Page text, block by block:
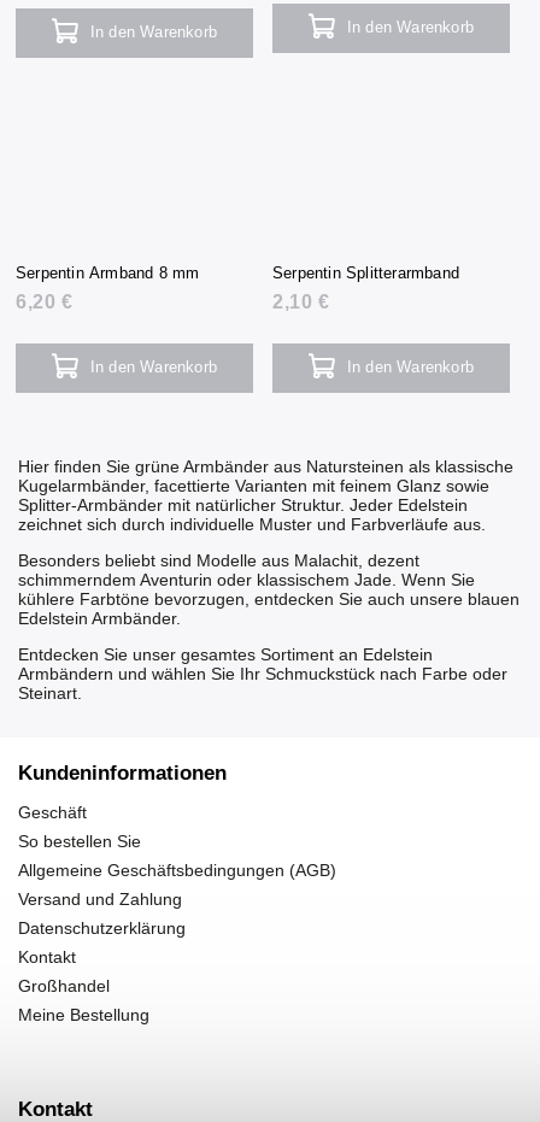
In den Warenkorb In den Warenkorb
Serpentin Armband 8 mm
6,20 €
In den Warenkorb
Serpentin Splitterarmband
2,10 €
In den Warenkorb
Hier finden Sie grüne Armbänder aus Natursteinen als klassische
Kugelarmbänder, facettierte Varianten mit feinem Glanz sowie
Splitter-Armbänder mit natürlicher Struktur. Jeder Edelstein
zeichnet sich durch individuelle Muster und Farbverläufe aus.
Besonders beliebt sind Modelle aus Malachit, dezent
schimmerndem Aventurin oder klassischem Jade. Wenn Sie
kühlere Farbtöne bevorzugen, entdecken Sie auch unsere blauen
Edelstein Armbänder.
Entdecken Sie unser gesamtes Sortiment an Edelstein
Armbändern und wählen Sie Ihr Schmuckstück nach Farbe oder
Steinart.
Kundeninformationen
Geschäft
So bestellen Sie
Allgemeine Geschäftsbedingungen (AGB)
Versand und Zahlung
Datenschutzerklärung
Kontakt
Großhandel
Meine Bestellung
Kontakt